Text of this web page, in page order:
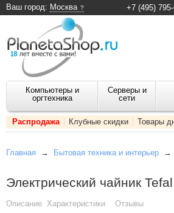
Ваш город: Москва +7 (495)
Компьютеры и
оргтехника
Серверы и
сети
Распродажа Клубные скидки Товары
Главная → Бытовая техника и интерьер →
Электрический чайник
Описание Характеристики Отзывы